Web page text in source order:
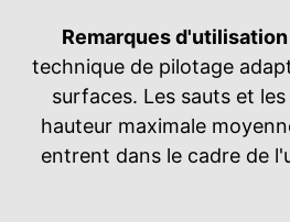
Remarques d'utilisation
technique de pilotage
surfaces. Les sauts et
hauteur maximale
entrent dans le cadre de